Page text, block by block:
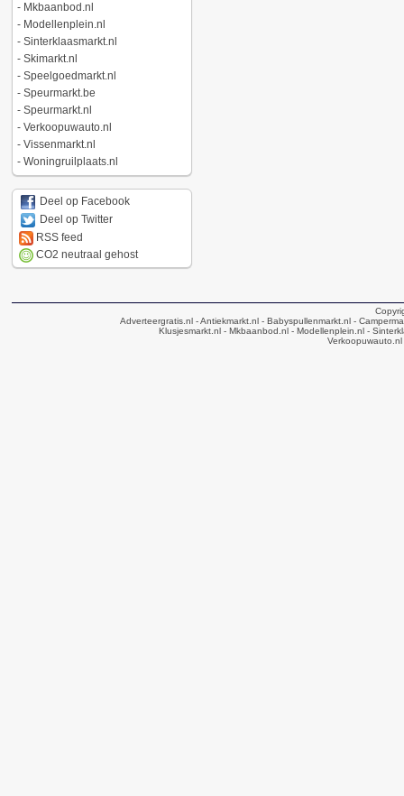
- Mkbaanbod.nl
- Modellenplein.nl
- Sinterklaasmarkt.nl
- Skimarkt.nl
- Speelgoedmarkt.nl
- Speurmarkt.be
- Speurmarkt.nl
- Verkoopuwauto.nl
- Vissenmarkt.nl
- Woningruilplaats.nl
Deel op Facebook
Deel op Twitter
RSS feed
CO2 neutraal gehost
Adverteergratis.nl- Antiekmarkt.nl- Babyspullenmarkt.nl-
Klusjesmarkt.nl- Mkbaanbod.nl- Modellenplein.nl-
Verkoopuwauto.nl